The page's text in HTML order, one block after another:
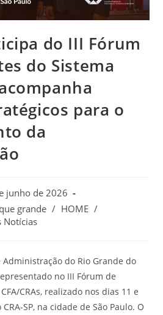
do III Fórum
do Sistema
para o
da
junho de 2026
grande / HOME /
Notícias
Administração do Rio Grande do
no III Fórum de
CRAs, realizado nos dias 11 e
SP, na cidade de São Paulo. O